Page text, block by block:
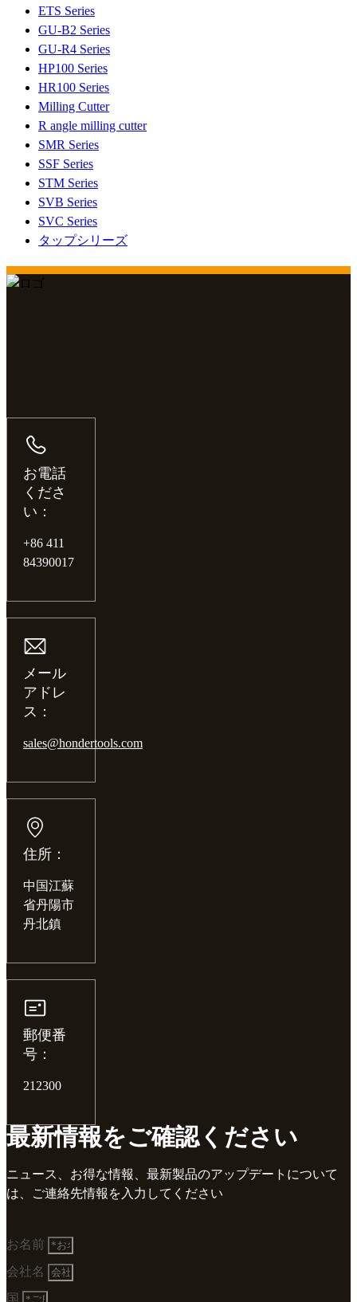
ETS Series
GU-B2 Series
GU-R4 Series
HP100 Series
HR100 Series
Milling Cutter
R angle milling cutter
SMR Series
SSF Series
STM Series
SVB Series
SVC Series
タップシリーズ
お電話
くださ
い：
+86 411
84390017
メール
アドレ
ス：
sales@hondertools.com
住所：
中国江蘇
省丹陽市
丹北鎮
郵便番
号：
212300
最新情報をご確認ください
ニュース、お得な情報、最新製品のアップデートについて
は、ご連絡先情報を入力してください
お名前
会社名
国